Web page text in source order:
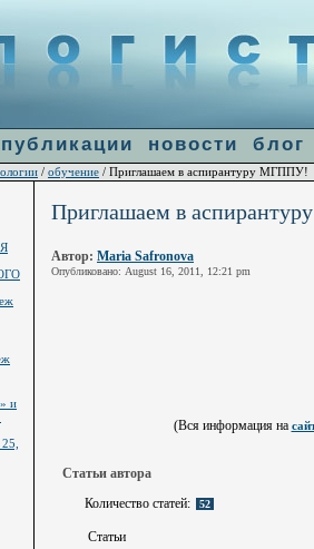
token.php?token=&host=flogiston.ru) [
Приглашаем в
Автор: Maria Safronova
Опубликовано: August 16, 2011, 12:21 pm
(Вся информация на
Статьи автора
Количество статей:
52
Статьи
публикации новости блог
/ обучение / Приглашаем в аспирантуру МГППУ!
и